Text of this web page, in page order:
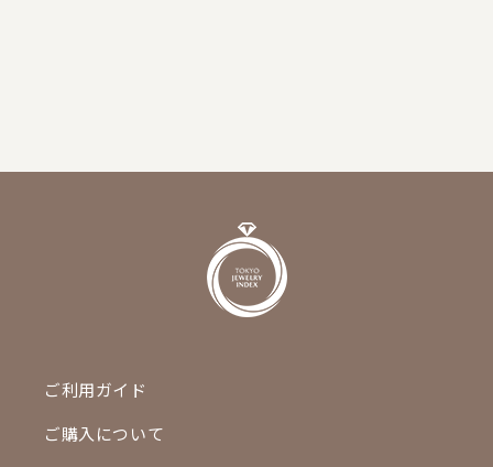
ご利用ガイド
ご購入について